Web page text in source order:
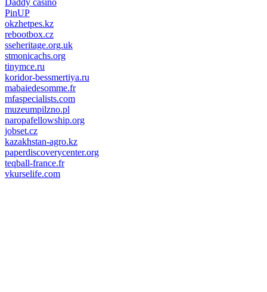
PinUP
okzhetpes.kz
rebootbox.cz
sseheritage.org.uk
stmonicachs.org
tinymce.ru
koridor-bessmertiya.ru
mabaiedesomme.fr
mfaspecialists.com
muzeumpilzno.pl
naropafellowship.org
jobset.cz
kazakhstan-agro.kz
paperdiscoverycenter.org
teqball-france.fr
vkurselife.com